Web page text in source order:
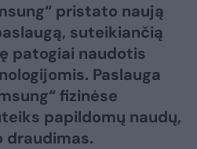
pristato naują
suteikiančią
patogiai naudotis
Paslauga
fizinėse
papildomų naudų,
draudimas.